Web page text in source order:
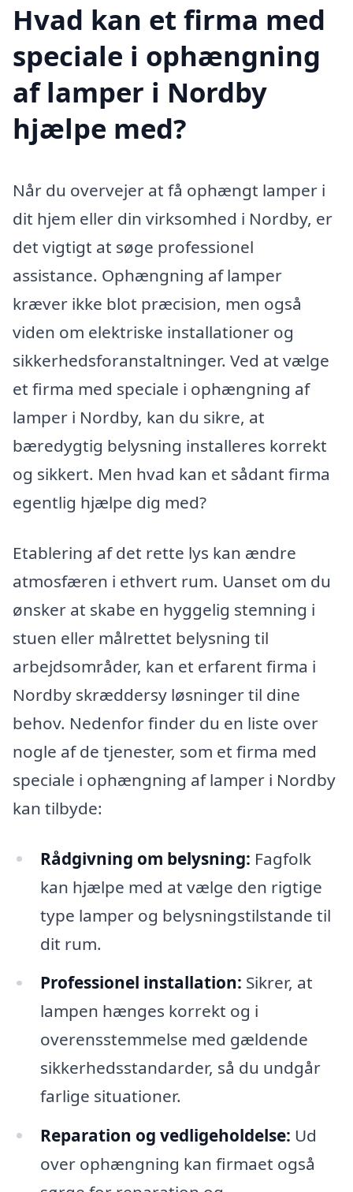
Hvad kan et firma med
speciale i ophængning
af lamper i Nordby
hjælpe med?
Når du overvejer at få ophængt lamper i
dit hjem eller din virksomhed i Nordby, er
det vigtigt at søge professionel
assistance. Ophængning af lamper
kræver ikke blot præcision, men også
viden om elektriske installationer og
sikkerhedsforanstaltninger. Ved at vælge
et firma med speciale i ophængning af
lamper i Nordby, kan du sikre, at
bæredygtig belysning installeres korrekt
og sikkert. Men hvad kan et sådant firma
egentlig hjælpe dig med?
Etablering af det rette lys kan ændre
atmosfæren i ethvert rum. Uanset om du
ønsker at skabe en hyggelig stemning i
stuen eller målrettet belysning til
arbejdsområder, kan et erfarent firma i
Nordby skræddersy løsninger til dine
behov. Nedenfor finder du en liste over
nogle af de tjenester, som et firma med
speciale i ophængning af lamper i Nordby
kan tilbyde:
Rådgivning om belysning: Fagfolk
kan hjælpe med at vælge den rigtige
type lamper og belysningstilstande til
dit rum.
Professionel installation: Sikrer, at
lampen hænges korrekt og i
overensstemmelse med gældende
sikkerhedsstandarder, så du undgår
farlige situationer.
Reparation og vedligeholdelse: Ud
over ophængning kan firmaet også